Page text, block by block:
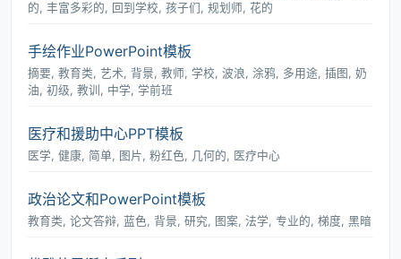
的, 丰富多彩的, 回到学校, 孩子们, 规划师, 花的
手绘作业PowerPoint模板
摘要, 教育类, 艺术, 背景, 教师, 学校, 波浪, 涂鸦, 多用途, 插图, 奶
油, 初级, 教训, 中学, 学前班
医疗和援助中心PPT模板
医学, 健康, 简单, 图片, 粉红色, 几何的, 医疗中心
政治论文和PowerPoint模板
教育类, 论文答辩, 蓝色, 背景, 研究, 图案, 法学, 专业的, 梯度, 黑暗